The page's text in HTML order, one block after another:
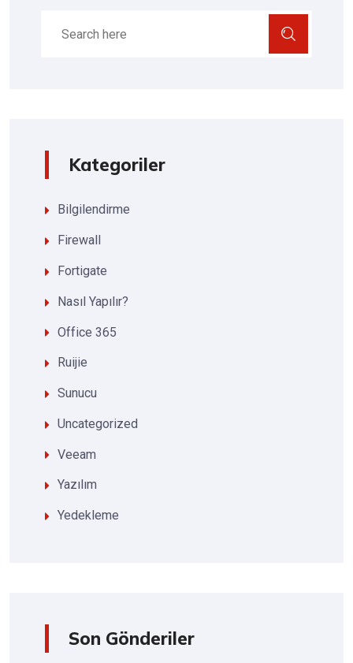
Kategoriler
Bilgilendirme
Firewall
Fortigate
Nasıl Yapılır?
Office 365
Ruijie
Sunucu
Uncategorized
Veeam
Yazılım
Yedekleme
Son Gönderiler